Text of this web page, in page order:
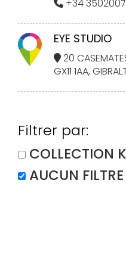
+34
EYE STUDIO
20
GX11 1AA,
Filtrer par:
COLLECTION
AUCUN FILTRE